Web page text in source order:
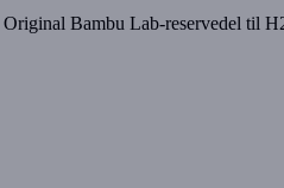
Bambu Lab-reservedel til